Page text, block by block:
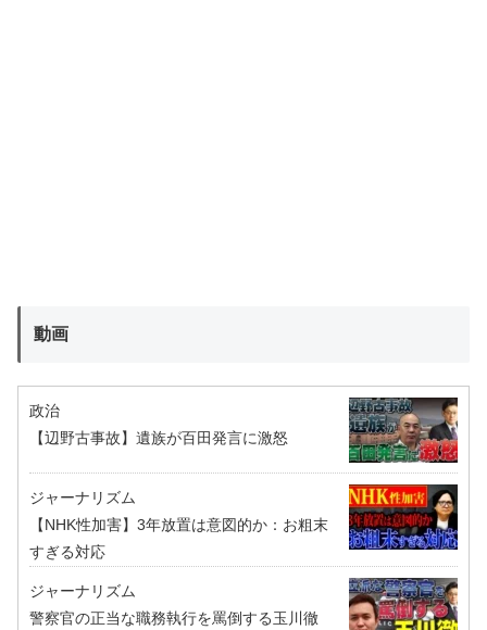
動画
政治
【辺野古事故】遺族が百田発言に激怒
ジャーナリズム
【NHK性加害】3年放置は意図的か：お粗末
すぎる対応
ジャーナリズム
警察官の正当な職務執行を罵倒する玉川徹